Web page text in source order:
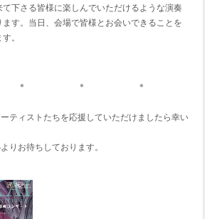
下さる皆様に楽しんでいただけるような演奏
す。当日、会場で皆様とお会いできることを
。
＊ ＊
ティストたちを応援していただけましたら幸い
りお待ちしております。